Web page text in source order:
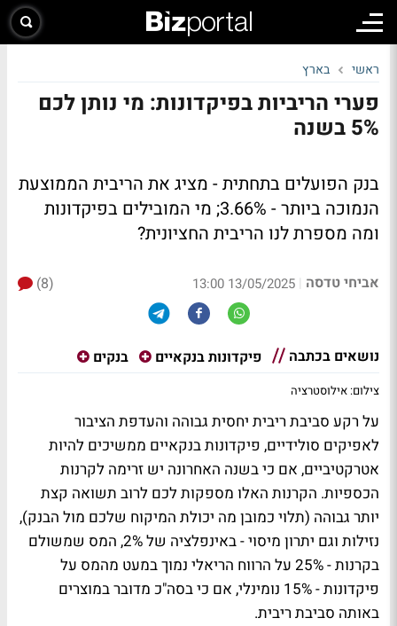
ראשי בארץ
פערי הריביות בפיקדונות: מי נותן לכם
5% בשנה
בנק הפועלים בתחתית - מציג את הריבית הממוצעת
הנמוכה ביותר - 3.66%; מי המובילים בפיקדונות
ומה מספרת לנו הריבית החציונית?
אביחי טדסה |
13/05/2025 13:00
(8)
נושאים בכתבה פיקדונות בנקאיים בנקים
צילום: אילוסטרציה
על רקע סביבת ריבית יחסית גבוהה והעדפת הציבור
לאפיקים סולידיים, פיקדונות בנקאיים ממשיכים להיות
אטרקטיביים, אם כי בשנה האחרונה יש זרימה לקרנות
הכספיות. הקרנות האלו מספקות לכם לרוב תשואה קצת
יותר גבוהה (תלוי כמובן מה יכולת המיקוח שלכם מול הבנק),
נזילות וגם יתרון מיסוי - באינפלציה של 2%, המס שמשולם
בקרנות - 25% על הרווח הריאלי נמוך במעט מהמס על
פיקדונות - 15% נומינלי, אם כי בסה"כ מדובר במוצרים
באותה סביבת ריבית.